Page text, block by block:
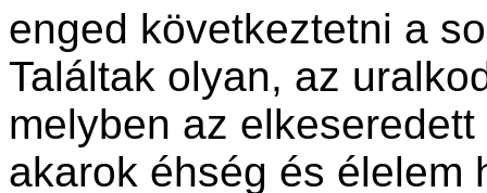
enged következtetni a
Találtak olyan, az
melyben az
akarok éhség és élelem